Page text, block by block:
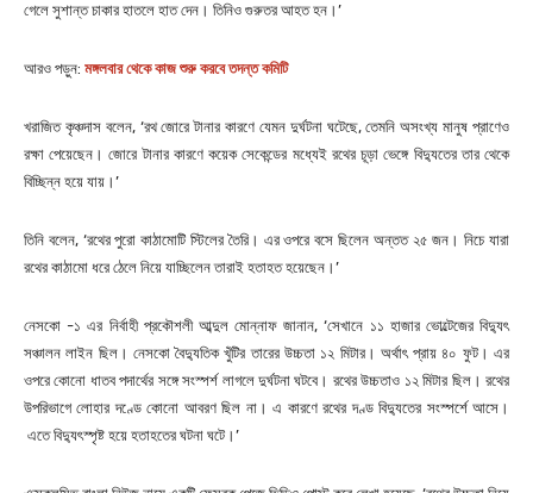
গেলে সুশান্ত চাকার হাতলে হাত দেন। তিনিও গুরুতর আহত হন।’
আরও পড়ুন: মঙ্গলবার থেকে কাজ শুরু করবে তদন্ত কমিটি
খরাজিত কৃঞ্চদাস বলেন, ‘রথ জোরে টানার কারণে যেমন দুর্ঘটনা ঘটেছে, তেমনি অসংখ্য মানুষ প্রাণেও
রক্ষা পেয়েছেন। জোরে টানার কারণে কয়েক সেকেন্ডের মধ্যেই রথের চূড়া ভেঙ্গে বিদ্যুতের তার থেকে
বিচ্ছিন্ন হয়ে যায়।’
তিনি বলেন, ‘রথের পুরো কাঠামোটি স্টিলের তৈরি। এর ওপরে বসে ছিলেন অন্তত ২৫ জন। নিচে যারা
রথের কাঠামো ধরে ঠেলে নিয়ে যাচ্ছিলেন তারাই হতাহত হয়েছেন।’
নেসকো -১ এর নির্বাহী প্রকৌশলী আব্দুল মোন্নাফ জানান, ‘সেখানে ১১ হাজার ভোল্টেজের বিদ্যুৎ
সঞ্চালন লাইন ছিল। নেসকো বৈদ্যুতিক খুঁটির তারের উচ্চতা ১২ মিটার। অর্থাৎ প্রায় ৪০ ফুট। এর
ওপরে কোনো ধাতব পদার্থের সঙ্গে সংস্পর্শ লাগলে দুর্ঘটনা ঘটবে। রথের উচ্চতাও ১২ মিটার ছিল। রথের
উপরিভাগে লোহার দণ্ডে কোনো আবরণ ছিল না। এ কারণে রথের দণ্ড বিদ্যুতের সংস্পর্শে আসে।
এতে বিদ্যুৎস্পৃষ্ট হয়ে হতাহতের ঘটনা ঘটে।’